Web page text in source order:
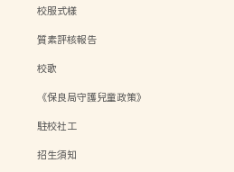
校服式樣
質素評核報告
校歌
《保良局守護兒童政策》
駐校社工
招生須知